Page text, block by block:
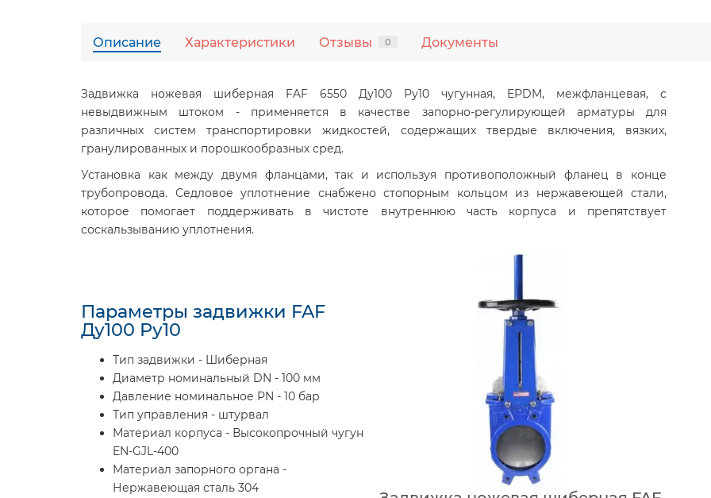
Описание Характеристики Отзывы 0 Документы
Задвижка ножевая шиберная FAF 6550 Ду100 Ру10 чугунная, EPDM, межфланцевая, с
невыдвижным штоком - применяется в качестве запорно-регулирующей арматуры для
различных систем транспортировки жидкостей, содержащих твердые включения, вязких,
гранулированных и порошкообразных сред.
Установка как между двумя фланцами, так и используя противоположный фланец в конце
трубопровода. Седловое уплотнение снабжено стопорным кольцом из нержавеющей стали,
которое помогает поддерживать в чистоте внутреннюю часть корпуса и препятствует
соскальзыванию уплотнения.
Параметры задвижки FAF
Ду100 Ру10
Тип задвижки - Шиберная
Диаметр номинальный DN - 100 мм
Давление номинальное PN - 10 бар
Тип управления - штурвал
Материал корпуса - Высокопрочный чугун
EN-GJL-400
Материал запорного органа -
Нержавеющая сталь 304